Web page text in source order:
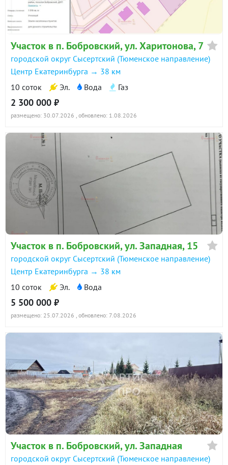
Участок в п. Бобровский, ул. Харитонова, 7
городской округ Сысертский (Тюменское направление)
Центр Екатеринбурга → 38 км
10 соток
Эл. Вода Газ
2 300 000 ₽
размещено: 30.07.2026 , обновлено: 1.08.2026
Участок в п. Бобровский, ул. Западная, 15
городской округ Сысертский (Тюменское направление)
Центр Екатеринбурга → 38 км
10 соток
Эл. Вода
5 500 000 ₽
размещено: 25.07.2026 , обновлено: 7.08.2026
Участок в п. Бобровский, ул. Западная
городской округ Сысертский (Тюменское направление)